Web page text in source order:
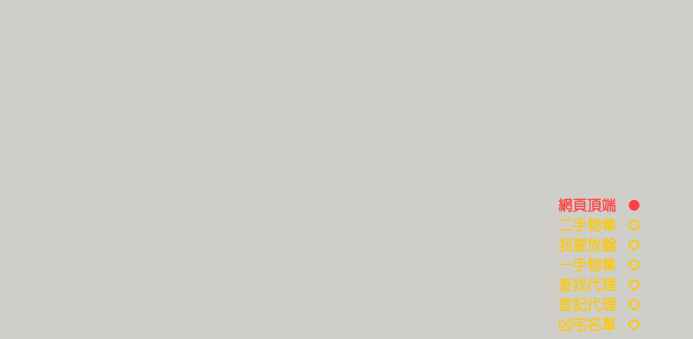
網頁頂端
二手物業
我要放盤
一手物業
查找代理
登記代理
凶宅名單